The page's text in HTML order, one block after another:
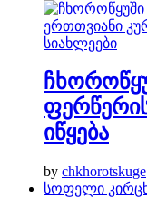
სიახლეები
იწყება
by chkhorotskuge
სოფელი